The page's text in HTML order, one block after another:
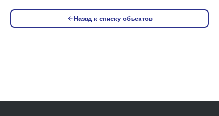
Назад к списку объектов